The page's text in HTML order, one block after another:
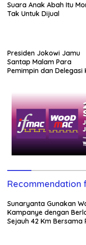
Suara Anak Abah Itu
Tak Untuk Dijual
Presiden Jokowi Jamu
Santap Malam Para
Pemimpin dan Delegasi
Recommendation
Sunaryanta Gunakan
Kampanye dengan
Sejauh 42 Km Bersama